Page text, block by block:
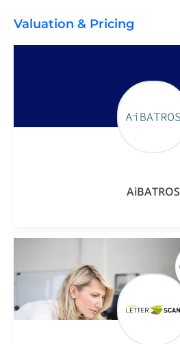
Valuation & Pricing
AiBATROS